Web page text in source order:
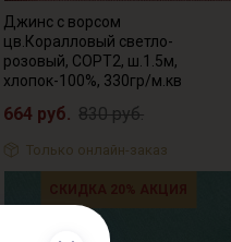
Джинс с ворсом
цв.Коралловый светло-
розовый, СОРТ2, ш.1.5м,
хлопок-100%, 330гр/м.кв
664 руб. 830 руб.
Только онлайн-заказ